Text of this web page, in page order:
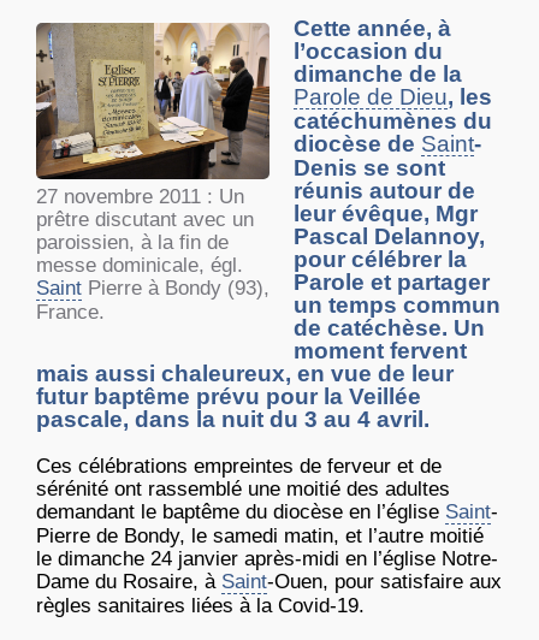
27 novembre 2011 : Un
prêtre discutant avec un
paroissien, à la fin de
messe dominicale, égl.
Saint Pierre à Bondy (93),
France.
Cette année, à
l’occasion du
dimanche de la
Parole de Dieu, les
catéchumènes du
diocèse de Saint-
Denis se sont
réunis autour de
leur évêque, Mgr
Pascal Delannoy,
pour célébrer la
Parole et partager
un temps commun
de catéchèse. Un
moment fervent
mais aussi chaleureux, en vue de leur
futur baptême prévu pour la Veillée
pascale, dans la nuit du 3 au 4 avril.
Ces célébrations empreintes de ferveur et de
sérénité ont rassemblé une moitié des adultes
demandant le baptême du diocèse en l’église Saint-
Pierre de Bondy, le samedi matin, et l’autre moitié
le dimanche 24 janvier après-midi en l’église Notre-
Dame du Rosaire, à Saint-Ouen, pour satisfaire aux
règles sanitaires liées à la Covid-19.